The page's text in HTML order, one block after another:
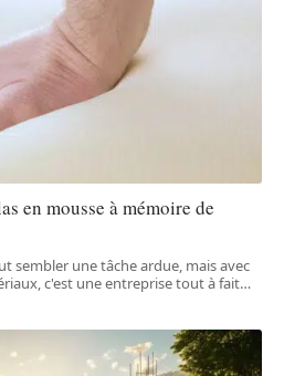
en mousse à mémoire de
sembler une tâche ardue, mais avec
c'est une entreprise tout à fait…